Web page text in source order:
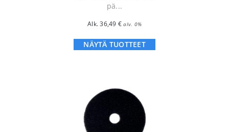
pä...
Alk.36,49 € alv. 0%
NÄYTÄ TUOTTEET